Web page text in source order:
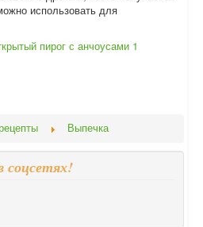
использовать для
пирог с анчоусами 1
Выпечка
соцсетях!